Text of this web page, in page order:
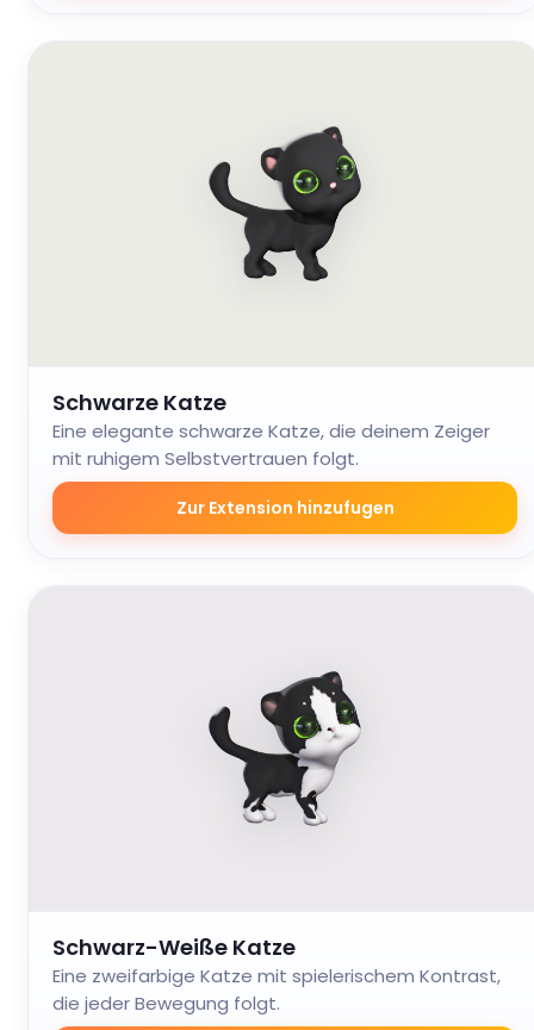
Schwarze Katze
Eine elegante schwarze Katze, die deinem Zeiger
mit ruhigem Selbstvertrauen folgt.
Zur Extension hinzufugen
Schwarz-Weiße Katze
Eine zweifarbige Katze mit spielerischem Kontrast,
die jeder Bewegung folgt.